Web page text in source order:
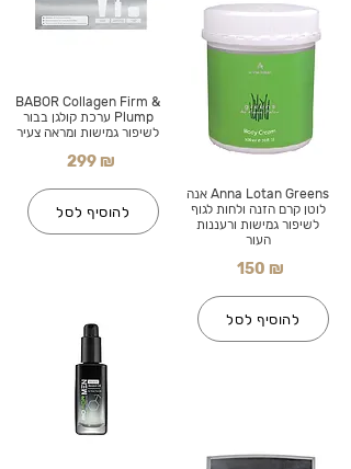
BABOR Collagen Firm &
Plump ערכת קולגן בבור
לשיפור גמישות ומראה צעיר
299 ₪
להוסיף לסל
Anna Lotan Greens אנה
לוטן קרם הזנה ולחות לגוף
לשיפור גמישות ורעננות
העור
150 ₪
להוסיף לסל